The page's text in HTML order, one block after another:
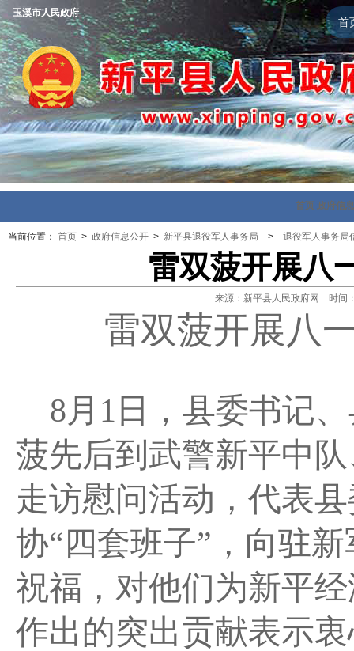
首
玉溪市人民政府
首页 政府信
当前位置： 首页 > 政府信息公开 > 新平县退役军人事务局 > 退役军人事务局
雷双菠开展八
来源：新平县人民政府网 时间
雷双菠开展八
8月 1 日，县委书记
菠先后到武警新平中
走访慰问活动，代表
协“四套班子”，向驻
祝福，对他们为新平
作出的突出贡献表示